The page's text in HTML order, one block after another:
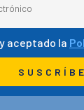
aceptado la